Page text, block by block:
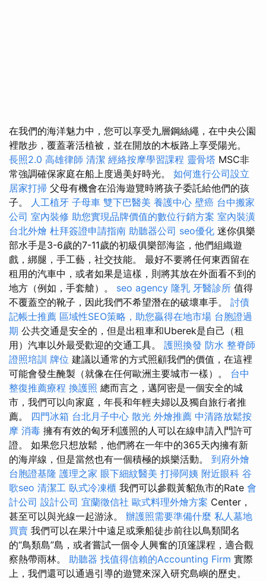
在我們的海洋魅力中，您可以享受九層鋼絲繩，在中央公園
裡散步，覆蓋著活植被，並在開放的木板路上享受陽光。
長照2.0 高雄律師 清潔 經絡按摩學習課程 靈骨塔 MSC非
常強調確保家庭在船上度過美好時光。 如何進行公司設立
居家打掃 父母有機會在沿海遊覽時將孩子委託給他們的孩
子。 人工植牙 子母車 雙下巴醫美 養護中心 壁癌 台中搬家
公司 室內裝修 助您實現品牌價值的數位行銷方案 室內裝潢
台北外燴 杜拜簽證申請指南 助聽器公司 seo優化 迷你俱樂
部水手是3-6歲的7-11歲的初級俱樂部海盜，他們組織遊
戲，綁腿，手工藝，社交技能。 最好不要將任何東西留在
租用的汽車中，或者如果是這樣，則將其放在外面看不到的
地方（例如，手套艙）。 seo agency 隆乳 牙醫診所 值得
不覆蓋空的靴子，因此我們不希望潛在的破壞車手。 討債
記帳士推薦 區域性SEO策略，助您贏得在地市場 台胞證過
期 公共交通是安全的，但是出租車和Uberek是自己（租
用）汽車以外最受歡迎的交通工具。 護照換發 防水 整脊師
證照培訓 牌位 建議以通常的方式照顧我們的價值，在這裡
可能會發生醃製（就像在任何歐洲主要城市一樣）。 台中
整復推薦療程 換護照 總而言之，邁阿密是一個安全的城
市，我們可以向家庭，年長和年輕夫婦以及獨自旅行者推
薦。 四門冰箱 台北月子中心 散光 外燴推薦 中清路放鬆按
摩 消毒 擁有有效的匈牙利護照的人可以在線申請入門許可
證。 如果您只想放鬆，他們將在一年中的365天內擁有新
的海岸線，但是當然也有一個積極的娛樂活動。 到府外燴
台胞證基隆 護理之家 眼下細紋醫美 打掃阿姨 附近眼科 谷
歌seo 清潔工 臥式冷凍櫃 我們可以參觀黃貂魚市的Rate 會
計公司 設計公司 宜蘭徵信社 歐式料理外燴方案 Center，
甚至可以與光線一起游泳。 辦護照需要準備什麼 私人墓地
買賣 我們可以在果汁中遠足或乘船徒步前往以鳥類聞名
的“鳥類島”島，或者嘗試一個令人興奮的頂篷課程，適合觀
察熱帶雨林。 助聽器 找值得信賴的Accounting Firm 實際
上，我們還可以通過引導的遊覽來深入研究島嶼的歷史。